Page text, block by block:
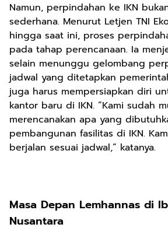
Namun, perpindahan ke IKN
sederhana. Menurut Letjen TNI
hingga saat ini, proses
pada tahap perencanaan. Ia
selain menunggu gelombang
jadwal yang ditetapkan
juga harus mempersiapkan diri
kantor baru di IKN. “Kami sudah
merencanakan apa yang
pembangunan fasilitas di IKN.
berjalan sesuai jadwal,” katanya.
Masa Depan Lemhannas di
Nusantara